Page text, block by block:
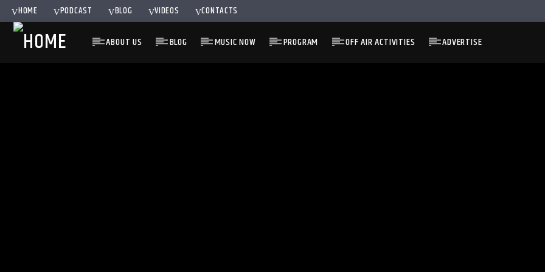
HOME PODCAST BLOG VIDEOS CONTACTS
ABOUT US BLOG MUSIC NOW PROGRAM OFF AIR ACTIVITIES ADVERTISE